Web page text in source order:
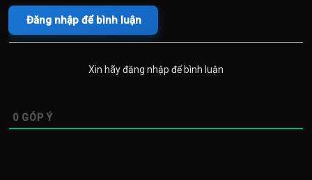
Đăng nhập để bình luận
Xin hãy đăng nhập để bình luận
0 GÓP Ý